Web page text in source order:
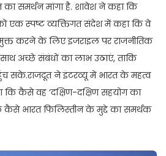
का समर्थन मांगा है. शावेश ने कहा कि
को एक स्पष्ट व्यक्तिगत संदेश में कहा कि वे
करने के लिए इजराइल पर राजनीतिक
अच्छे संबंधों का लाभ उठाएं, ताकि
सके.राजदूत ने इंटरव्यू में भारत के महत्व
कैसे वह ‘दक्षिण-दक्षिण सहयोग का
कैसे भारत फिलिस्तीन के मुद्दे का समर्थक